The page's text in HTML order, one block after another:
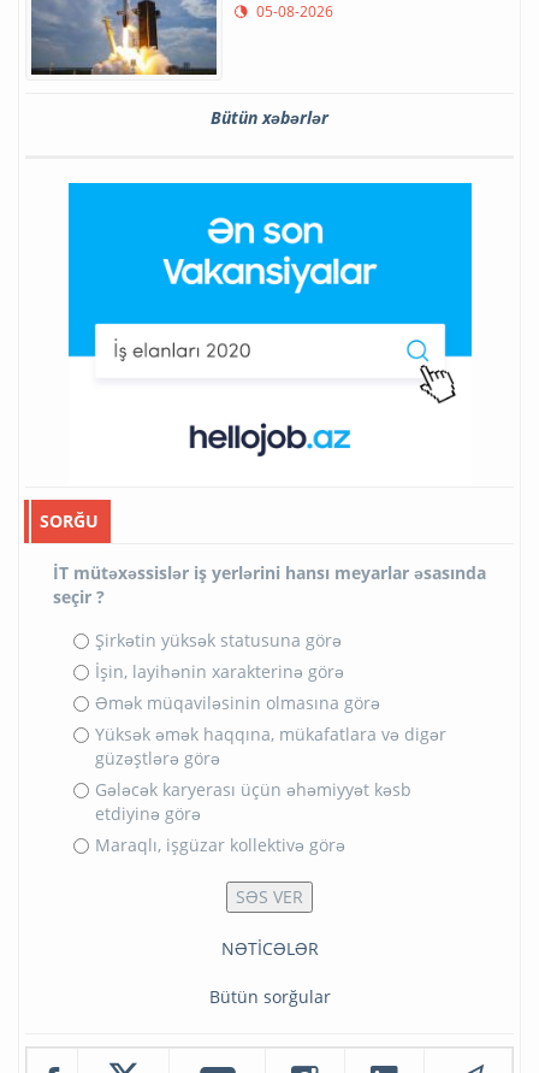
05-08-2026
Bütün xəbərlər
SORĞU
İT mütəxəssislər iş yerlərini hansı meyarlar əsasında
seçir ?
Şirkətin yüksək statusuna görə
İşin, layihənin xarakterinə görə
Əmək müqaviləsinin olmasına görə
Yüksək əmək haqqına, mükafatlara və digər
güzəştlərə görə
Gələcək karyerası üçün əhəmiyyət kəsb
etdiyinə görə
Maraqlı, işgüzar kollektivə görə
NƏTİCƏLƏR
Bütün sorğular